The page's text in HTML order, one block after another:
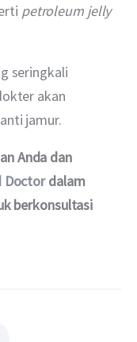
petroleum jelly
seringkali
akan
jamur.
Anda dan
Doctor dalam
berkonsultasi